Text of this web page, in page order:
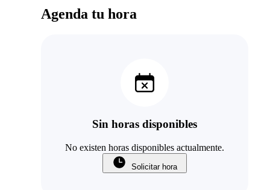
Agenda tu hora
Sin horas disponibles
No existen horas disponibles actualmente.
Solicitar hora